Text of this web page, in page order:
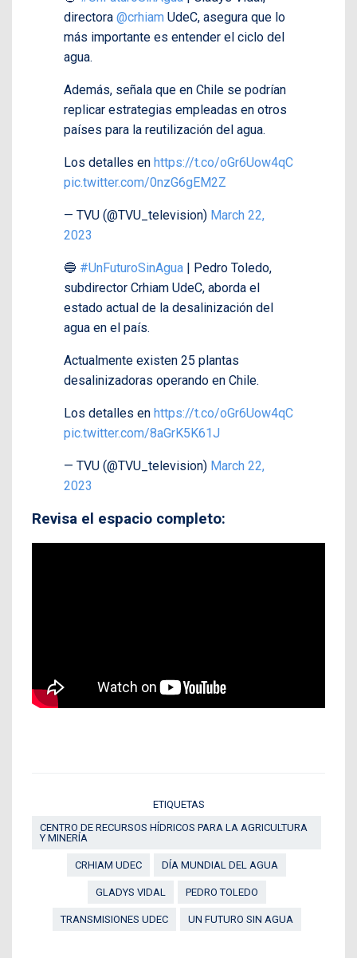
directora @crhiam UdeC, asegura que lo
más importante es entender el ciclo del
agua.
Además, señala que en Chile se podrían
replicar estrategias empleadas en otros
países para la reutilización del agua.
Los detalles en https://t.co/oGr6Uow4qC
pic.twitter.com/0nzG6gEM2Z
— TVU (@TVU_television) March 22,
2023
🔵 #UnFuturoSinAgua | Pedro Toledo,
subdirector Crhiam UdeC, aborda el
estado actual de la desalinización del
agua en el país.
Actualmente existen 25 plantas
desalinizadoras operando en Chile.
Los detalles en https://t.co/oGr6Uow4qC
pic.twitter.com/8aGrK5K61J
— TVU (@TVU_television) March 22,
2023
Revisa el espacio completo:
ETIQUETAS
CENTRO DE RECURSOS HÍDRICOS PARA LA AGRICULTURA
Y MINERÍA
CRHIAM UDEC DÍA MUNDIAL DEL AGUA
GLADYS VIDAL PEDRO TOLEDO
TRANSMISIONES UDEC UN FUTURO SIN AGUA